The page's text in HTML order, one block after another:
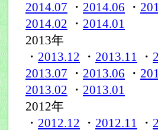
2014.07 ・ 2014.06 ・
2014.02 ・ 2014.01
2013年
・ 2013.12 ・ 2013.11 ・
2013.07 ・ 2013.06 ・
2013.02 ・ 2013.01
2012年
・ 2012.12 ・ 2012.11 ・